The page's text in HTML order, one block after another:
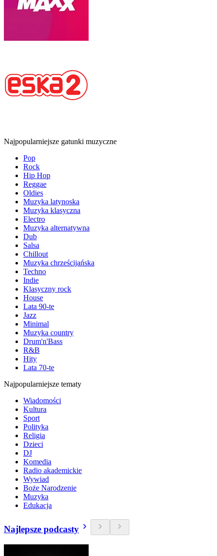
Najpopularniejsze gatunki muzyczne
Pop
Rock
Hip Hop
Reggae
Oldies
Muzyka latynoska
Muzyka klasyczna
Electro
Muzyka alternatywna
Dub
Salsa
Chillout
Muzyka chrześcijańska
Techno
Indie
Klasyczny rock
House
Lata 90-te
Jazz
Minimal
Muzyka country
Drum'n'Bass
R&B
Hity
Lata 70-te
Najpopularniejsze tematy
Wiadomości
Kultura
Sport
Polityka
Religia
Dzieci
DJ
Komedia
Radio akademickie
Wywiad
Boże Narodzenie
Muzyka
Edukacja
Najlepsze podcasty